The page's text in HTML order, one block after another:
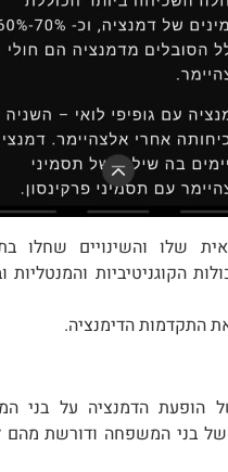
שלו והשינויים שחלו
הקוגניטיביות והמנטליות
התקדמות הדימנציה.
הופעת הדמנציה על בני
בני המשפחה ודורשת מהם